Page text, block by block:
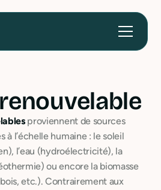
proviennent de sources
à l’échelle humaine : le soleil
l’eau (hydroélectricité), la
ou encore la biomasse
etc.). Contrairement aux